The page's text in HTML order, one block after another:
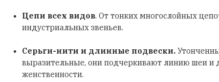
Цепи всех видов. От тонких многослойных
индустриальных звеньев.
Серьги-нити и длинные подвески.
выразительные, они подчеркивают линию шеи и
женственности.